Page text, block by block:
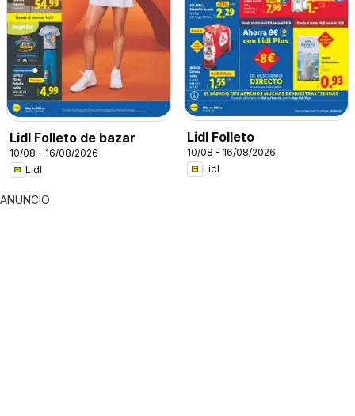
Lidl Folleto de bazar
10/08 - 16/08/2026
Lidl
Lidl Folleto
10/08 - 16/08/2026
Lidl
ANUNCIO